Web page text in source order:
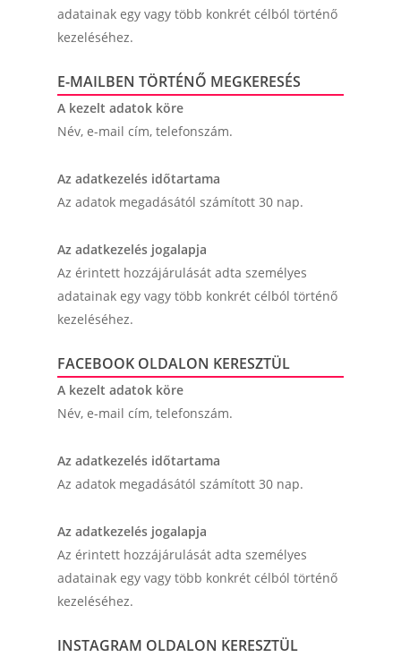
adatainak egy vagy több konkrét célból történő
kezeléséhez.
E-MAILBEN TÖRTÉNŐ MEGKERESÉS
A kezelt adatok köre
Név, e-mail cím, telefonszám.
Az adatkezelés időtartama
Az adatok megadásától számított 30 nap.
Az adatkezelés jogalapja
Az érintett hozzájárulását adta személyes
adatainak egy vagy több konkrét célból történő
kezeléséhez.
FACEBOOK OLDALON KERESZTÜL
A kezelt adatok köre
Név, e-mail cím, telefonszám.
Az adatkezelés időtartama
Az adatok megadásától számított 30 nap.
Az adatkezelés jogalapja
Az érintett hozzájárulását adta személyes
adatainak egy vagy több konkrét célból történő
kezeléséhez.
INSTAGRAM OLDALON KERESZTÜL